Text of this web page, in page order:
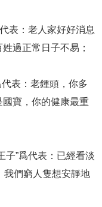
表：老人家好好消息
過正常日子不易；
表：老鍾頭，你多
寶，你的健康最重
子”爲代表：已經看淡
我們窮人隻想安靜地